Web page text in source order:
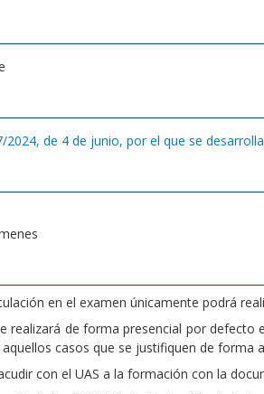
2024, de 4 de junio, por el que se
en el examen únicamente podrá
realizará de forma presencial por defecto
casos que se justifiquen de forma
con el UAS a la formación con la